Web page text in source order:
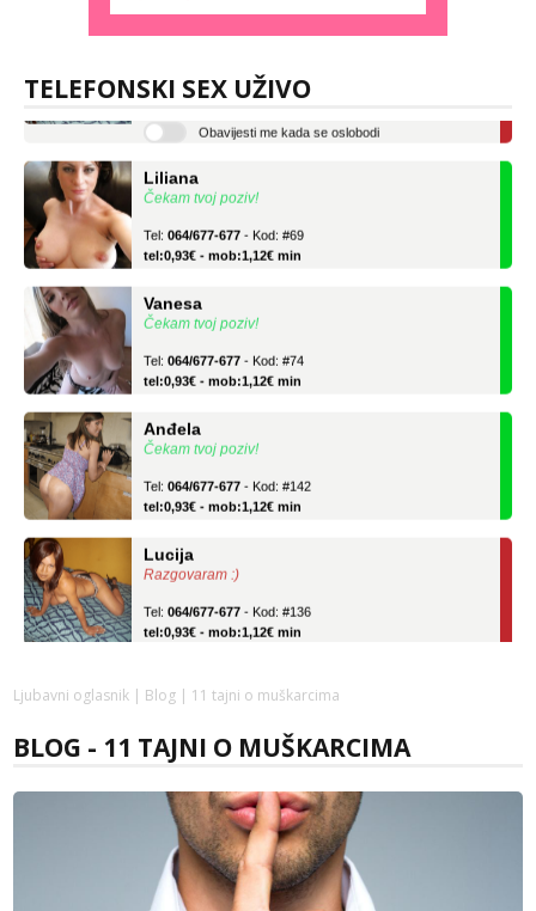
TELEFONSKI SEX UŽIVO
Lucija
Razgovaram :)
- Kod: #136
tel:0,93€ - mob:1,12€ min
Čekam tvoj poziv!
tel:0,93€ - mob:1,12€ min
Čekam tvoj poziv!
tel:0,93€ - mob:1,12€ min
Čekam tvoj poziv!
tel:0,93€ - mob:1,12€ min
Razgovaram :)
tel:0,93€ - mob:1,12€ min
Obavijesti me kada se oslobodi
Čekam tvoj poziv!
Tel: 064/677-677 - Kod: #69
tel:0,93€ - mob:1,12€ min
Vanesa
Čekam tvoj poziv!
Tel:064/677-677- Kod: #74
tel:0,93€ - mob:1,12€ min
Ljubavni oglasnik | Blog | 11 tajni o muškarcima
BLOG - 11 TAJNI O MUŠKARCIMA